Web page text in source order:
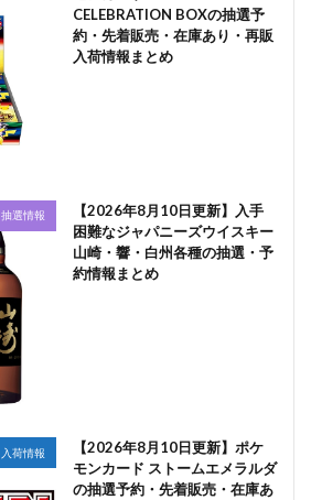
CELEBRATION BOXの抽選予
約・先着販売・在庫あり・再販
入荷情報まとめ
抽選情報
【2026年8月10日更新】入手
困難なジャパニーズウイスキー
山崎・響・白州各種の抽選・予
約情報まとめ
入荷情報
【2026年8月10日更新】ポケ
モンカード ストームエメラルダ
の抽選予約・先着販売・在庫あ